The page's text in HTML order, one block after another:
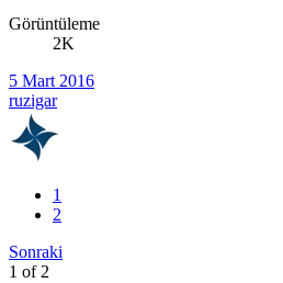
Görüntüleme
2K
5 Mart 2016
ruzigar
1
2
Sonraki
1 of 2